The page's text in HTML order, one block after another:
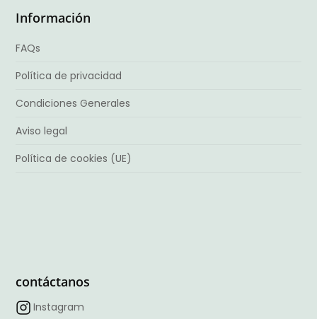
Información
FAQs
Política de privacidad
Condiciones Generales
Aviso legal
Política de cookies (UE)
contáctanos
Instagram